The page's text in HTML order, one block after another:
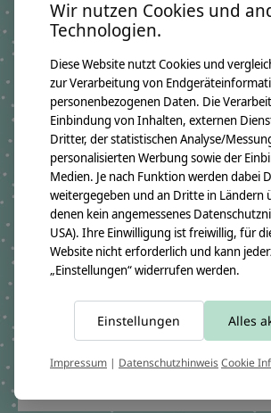
Geschwistertüte Valeria 2018
GTIN: 4250608111745
Bezugsmaß:
Höhe ca.50cm
Rohlingmaß:
Höhe 35cm
Durchmesser ca. 11cm
Bezugmaterial:
100% Baumwollstoff OEKO-TEX 100
Material des Rohlings:
100% Pappe
Pflegehinweis:
Waschbar bei 30°C Schonwäsche, nicht
Sicherheitshinweise:
crêpes suzette GmbH & Co. KG
Sülzburgstraße 108
E-Mail:info@crepes-suzette.net
Wir nutzen Cookies und
Technologien.
Diese Website nutzt Cookies und
zur Verarbeitung von
personenbezogenen Daten. Die
Einbindung von Inhalten, externen
Dritter, der statistischen Analyse/
personalisierten Werbung sowie der
Medien. Je nach Funktion werden dabei
weitergegeben und an Dritte in Ländern
denen kein angemessenes
USA). Ihre Einwilligung ist freiwillig, für
Website nicht erforderlich und kann
„Einstellungen“ widerrufen werden.
Einstellungen Alles
Impressum | DatenschutzhinweisCookie